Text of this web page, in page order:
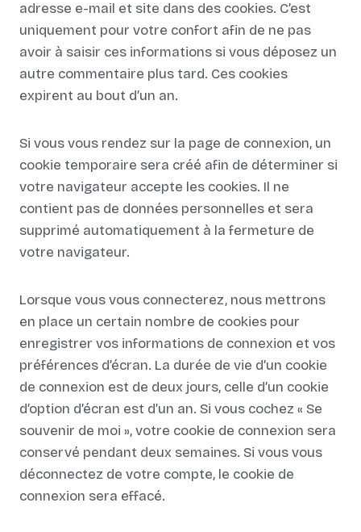
adresse e-mail et site dans des cookies. C’est
uniquement pour votre confort afin de ne pas
avoir à saisir ces informations si vous déposez un
autre commentaire plus tard. Ces cookies
expirent au bout d’un an.
Si vous vous rendez sur la page de connexion, un
cookie temporaire sera créé afin de déterminer si
votre navigateur accepte les cookies. Il ne
contient pas de données personnelles et sera
supprimé automatiquement à la fermeture de
votre navigateur.
Lorsque vous vous connecterez, nous mettrons
en place un certain nombre de cookies pour
enregistrer vos informations de connexion et vos
préférences d’écran. La durée de vie d’un cookie
de connexion est de deux jours, celle d’un cookie
d’option d’écran est d’un an. Si vous cochez « Se
souvenir de moi », votre cookie de connexion sera
conservé pendant deux semaines. Si vous vous
déconnectez de votre compte, le cookie de
connexion sera effacé.